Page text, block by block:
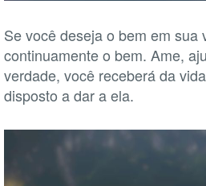
Se você deseja o bem em sua
continuamente o bem. Ame,
verdade, você receberá da
disposto a dar a ela.